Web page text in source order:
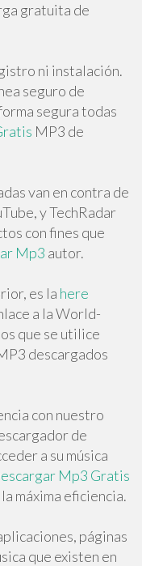
gratuita de
ni instalación.
seguro de
segura todas
MP3 de
van en contra de
y TechRadar
con fines que
Mp3 autor.
es la here
a la World-
que se utilice
descargados
con nuestro
de
a su música
Mp3 Gratis
máxima eficiencia.
páginas
que existen en